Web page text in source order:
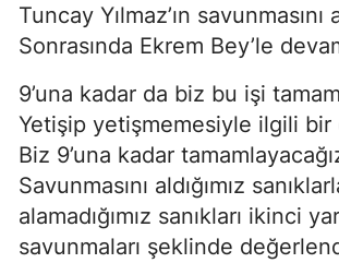
Tuncay Yılmaz’ın savunmasını
Sonrasında Ekrem Bey’le
9’una kadar da biz bu işi
Yetişip yetişmemesiyle ilgili bir
Biz 9’una kadar
Savunmasını aldığımız
alamadığımız sanıkları ikinci
savunmaları şeklinde